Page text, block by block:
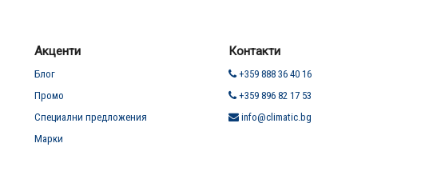
Акценти
Блог
Промо
Специални предложения
Марки
Контакти
+359 888 36 40 16
+359 896 82 17 53
info@climatic.bg